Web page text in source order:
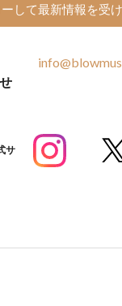
して最新情報を受
サ